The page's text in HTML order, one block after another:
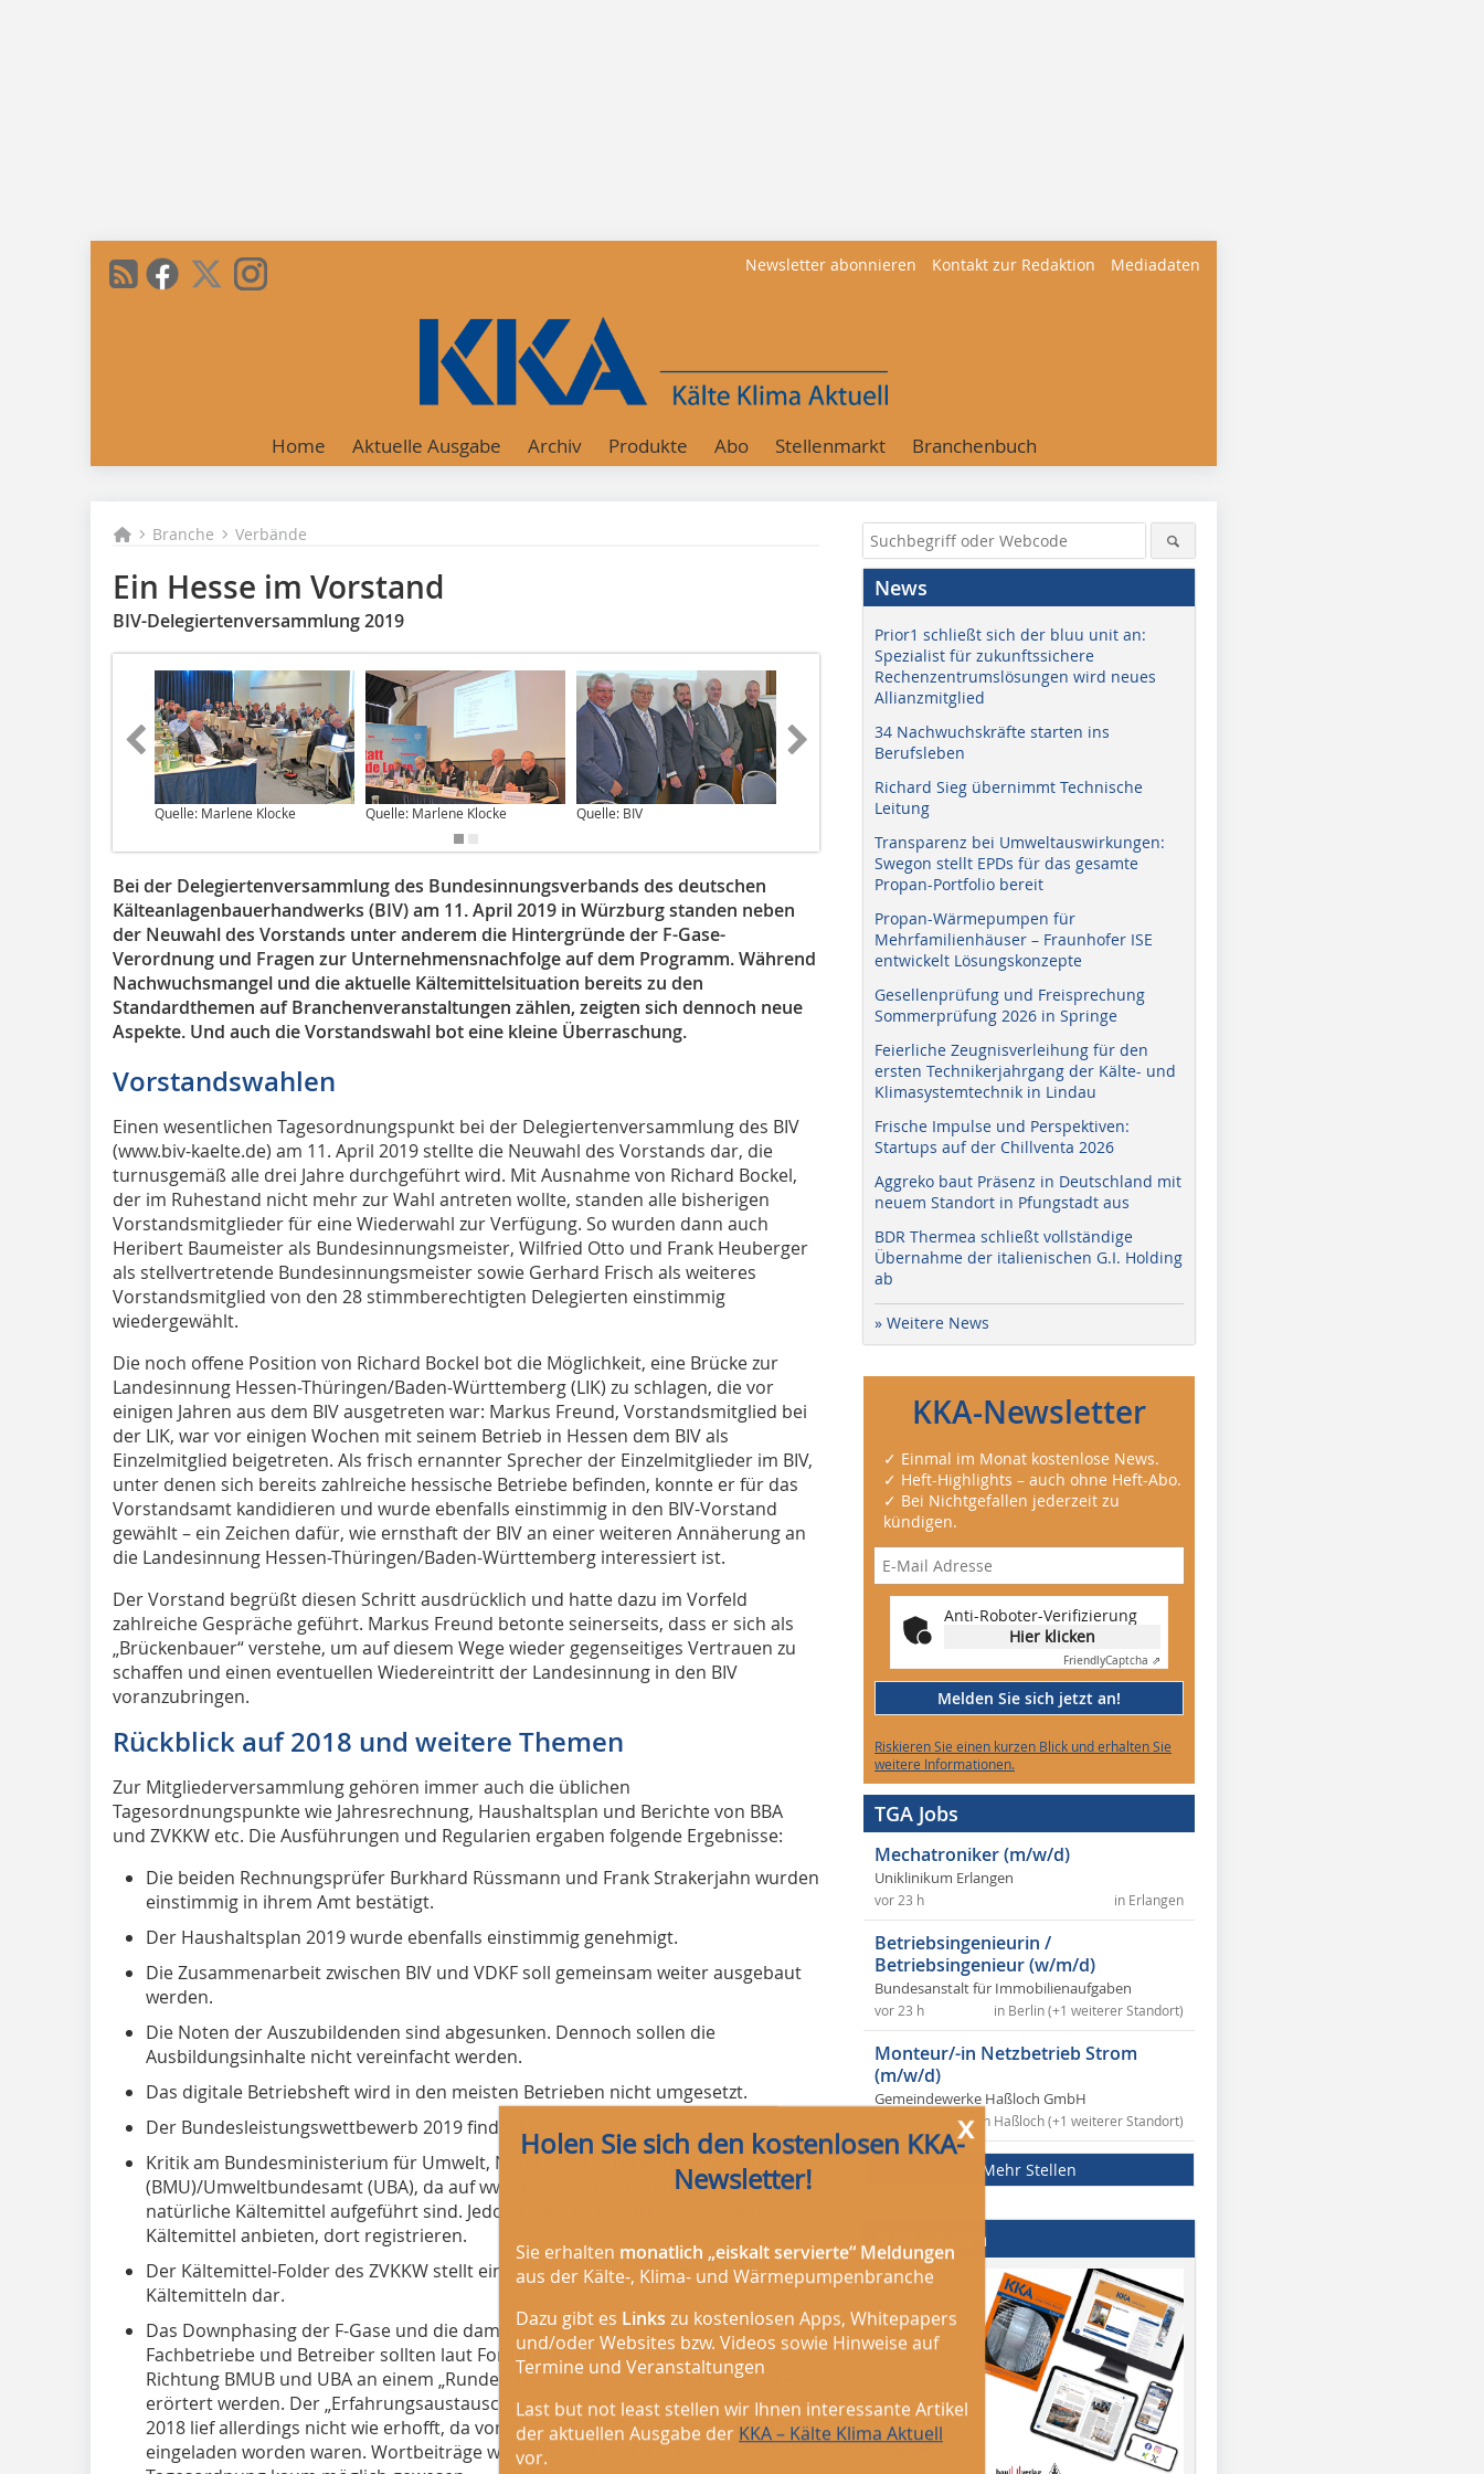
Newsletter abonnieren Kontakt zur Redaktion Mediadaten
Home Aktuelle Ausgabe Archiv Produkte Abo Stellenmarkt Branchenbuch
Branche Verbände
Ein Hesse im Vorstand
BIV-Delegiertenversammlung 2019
Quelle: Marlene Klocke Quelle: Marlene Klocke Quelle: BIV Quelle: Marlene Klocke
Bei der Delegiertenversammlung des Bundesinnungsverbands des deutschen
Kälteanlagenbauerhandwerks (BIV) am 11. April 2019 in Würzburg standen neben
der Neuwahl des Vorstands unter anderem die Hintergründe der F-Gase-
Verordnung und Fragen zur Unternehmensnachfolge auf dem Programm. Während
Nachwuchsmangel und die aktuelle Kältemittelsituation bereits zu den
Standardthemen auf Branchenveranstaltungen zählen, zeigten sich dennoch neue
Aspekte. Und auch die Vorstandswahl bot eine kleine Überraschung.
Vorstandswahlen
Einen wesentlichen Tagesordnungspunkt bei der Delegiertenversammlung des BIV
(www.biv-kaelte.de) am 11. April 2019 stellte die Neuwahl des Vorstands dar, die
turnusgemäß alle drei Jahre durchgeführt wird. Mit Ausnahme von Richard Bockel,
der im Ruhestand nicht mehr zur Wahl antreten wollte, standen alle bisherigen
Vorstandsmitglieder für eine Wiederwahl zur Verfügung. So wurden dann auch
Heribert Baumeister als Bundesinnungsmeister, Wilfried Otto und Frank Heuberger
als stellvertretende Bundesinnungsmeister sowie Gerhard Frisch als weiteres
Vorstandsmitglied von den 28 stimmberechtigten Delegierten einstimmig
wiedergewählt.
Die noch offene Position von Richard Bockel bot die Möglichkeit, eine Brücke zur
Landesinnung Hessen-Thüringen/Baden-Württemberg (LIK) zu schlagen, die vor
einigen Jahren aus dem BIV ausgetreten war: Markus Freund, Vorstandsmitglied bei
der LIK, war vor einigen Wochen mit seinem Betrieb in Hessen dem BIV als
Einzelmitglied beigetreten. Als frisch ernannter Sprecher der Einzelmitglieder im BIV,
unter denen sich bereits zahlreiche hessische Betriebe befinden, konnte er für das
Vorstandsamt kandidieren und wurde ebenfalls einstimmig in den BIV-Vorstand
gewählt – ein Zeichen dafür, wie ernsthaft der BIV an einer weiteren Annäherung an
die Landesinnung Hessen-Thüringen/Baden-Württemberg interessiert ist.
Der Vorstand begrüßt diesen Schritt ausdrücklich und hatte dazu im Vorfeld
zahlreiche Gespräche geführt. Markus Freund betonte seinerseits, dass er sich als
„Brückenbauer“ verstehe, um auf diesem Wege wieder gegenseitiges Vertrauen zu
schaffen und einen eventuellen Wiedereintritt der Landesinnung in den BIV
voranzubringen.
Rückblick auf 2018 und weitere Themen
Zur Mitgliederversammlung gehören immer auch die üblichen
Tagesordnungspunkte wie Jahresrechnung, Haushaltsplan und Berichte von BBA
und ZVKKW etc. Die Ausführungen und Regularien ergaben folgende Ergebnisse:
Die beiden Rechnungsprüfer Burkhard Rüssmann und Frank Strakerjahn wurden
einstimmig in ihrem Amt bestätigt.
Der Haushaltsplan 2019 wurde ebenfalls einstimmig genehmigt.
Die Zusammenarbeit zwischen BIV und VDKF soll gemeinsam weiter ausgebaut
werden.
Die Noten der Auszubildenden sind abgesunken. Dennoch sollen die
Ausbildungsinhalte nicht vereinfacht werden.
Das digitale Betriebsheft wird in den meisten Betrieben nicht umgesetzt.
Der Bundesleistungswettbewerb 2019 findet bei der IKKE statt.
Kritik am Bundesministerium für Umwelt, Naturschutz und nukleare Sicherheit
(BMU)/Umweltbundesamt (UBA), da auf www.kaeltemittel-info.de ausschließlich
natürliche Kältemittel aufgeführt sind. Jedoch sollten sich Firmen, die natürliche
Kältemittel anbieten, dort registrieren.
Der Kältemittel-Folder des ZVKKW stellt eine Momentaufnahme zu aktuellen
Kältemitteln dar.
Das Downphasing der F-Gase und die damit einhergehenden Probleme für
Fachbetriebe und Betreiber sollten laut Forderung der Bonner Stimme in
Richtung BMUB und UBA an einem „Runden Tisch“ in einem konstruktiven Kreis
erörtert werden. Der „Erfahrungsaustausch“ beim UBA in Dessau am 02. Februar
2018 lief allerdings nicht wie erhofft, da vom UBA zu viele Vertreter der Branche
eingeladen worden waren. Wortbeiträge waren damals durch die straffe
x
Holen Sie sich den kostenlosen KKA-
Newsletter!
Sie erhalten monatlich „eiskalt servierte“ Meldungen
aus der Kälte-, Klima- und Wärmepumpenbranche
Dazu gibt es Links zu kostenlosen Apps, Whitepapers
und/oder Websites bzw. Videos sowie Hinweise auf
Termine und Veranstaltungen
Last but not least stellen wir Ihnen interessante Artikel
der aktuellen Ausgabe der KKA – Kälte Klima Aktuell
vor.
News
Prior1 schließt sich der bluu unit an:
Spezialist für zukunftssichere
Rechenzentrumslösungen wird neues
Allianzmitglied
34 Nachwuchskräfte starten ins
Berufsleben
Richard Sieg übernimmt Technische
Leitung
Transparenz bei Umweltauswirkungen:
Swegon stellt EPDs für das gesamte
Propan-Portfolio bereit
Propan-Wärmepumpen für
Mehrfamilienhäuser – Fraunhofer ISE
entwickelt Lösungskonzepte
Gesellenprüfung und Freisprechung
Sommerprüfung 2026 in Springe
Feierliche Zeugnisverleihung für den
ersten Technikerjahrgang der Kälte- und
Klimasystemtechnik in Lindau
Frische Impulse und Perspektiven:
Startups auf der Chillventa 2026
Aggreko baut Präsenz in Deutschland mit
neuem Standort in Pfungstadt aus
BDR Thermea schließt vollständige
Übernahme der italienischen G.I. Holding
ab
» Weitere News
KKA-Newsletter
✓ Einmal im Monat kostenlose News.
✓ Heft-Highlights – auch ohne Heft-Abo.
✓ Bei Nichtgefallen jederzeit zu
kündigen.
Anti-Roboter-Verifizierung
Hier klicken
FriendlyCaptcha ⇗
Melden Sie sich jetzt an!
Riskieren Sie einen kurzen Blick und erhalten Sie
weitere Informationen.
TGA Jobs
Mechatroniker (m/w/d)
Uniklinikum Erlangen
in Erlangen
vor 23 h
Betriebsingenieurin /
Betriebsingenieur (w/m/d)
Bundesanstalt für Immobilienaufgaben
in Berlin (+1 weiterer Standort)
vor 23 h
Monteur/-in Netzbetrieb Strom
(m/w/d)
Gemeindewerke Haßloch GmbH
in Haßloch (+1 weiterer Standort)
Mehr Stellen
Mediadaten